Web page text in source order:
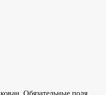
Обязательные поля